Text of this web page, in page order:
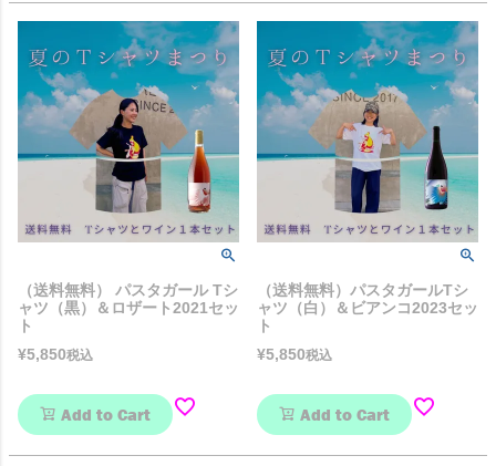
（送料無料） パスタガール Tシ
ャツ（黒）＆ロザート2021セッ
ト
¥5,850税込
Add to Cart
（送料無料）パスタガールTシ
ャツ（白）＆ビアンコ2023セッ
ト
¥5,850税込
Add to Cart